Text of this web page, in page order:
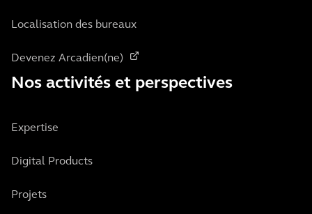
Localisation des bureaux
Devenez Arcadien(ne)
Nos activités et perspectives
Expertise
Digital Products
Projets